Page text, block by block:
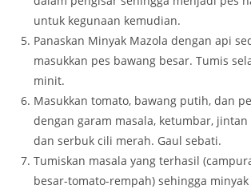
untuk kegunaan kemudian.
Panaskan Minyak Mazola dengan api
masukkan pes bawang besar. Tumis
minit.
Masukkan tomato, bawang putih, dan
dengan garam masala, ketumbar,
dan serbuk cili merah. Gaul sebati.
Tumiskan masala yang terhasil
besar-tomato-rempah) sehingga